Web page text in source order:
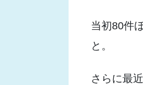
当初80件
と。
さらに最